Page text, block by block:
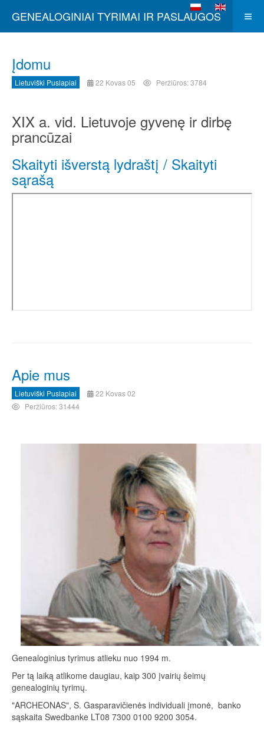
GENEALOGINIAI TYRIMAI IR PASLAUGOS
Pasirinkite savo kalbą
Įdomu
Lietuviški Puslapiai 22 Kovas 05 Peržiūros: 3784
XIX a. vid. Lietuvoje gyvenę ir dirbę
prancūzai
Skaityti išverstą lydraštį / Skaityti
sąrašą
Apie mus
Lietuviški Puslapiai
22 Kovas 02
Peržiūros: 31444
Genealoginius tyrimus atlieku nuo 1994 m.
Per tą laiką atlikome daugiau, kaip 300 įvairių šeimų
genealoginių tyrimų.
"ARCHEONAS", S. Gasparavičienės individuali įmonė, banko
sąskaita Swedbanke LT08 7300 0100 9200 3054.